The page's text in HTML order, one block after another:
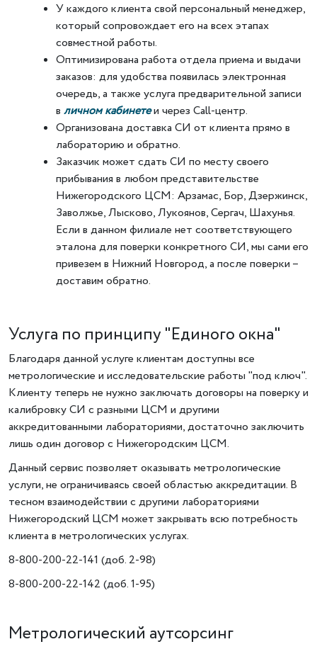
У каждого клиента свой персональный менеджер,
который сопровождает его на всех этапах
совместной работы.
Оптимизирована работа отдела приема и выдачи
заказов: для удобства появилась электронная
очередь, а также услуга предварительной записи
в личном кабинетеи через Call-центр.
Организована доставка СИ от клиента прямо в
лабораторию и обратно.
Заказчик может сдать СИ по месту своего
прибывания в любом представительстве
Нижегородского ЦСМ: Арзамас, Бор, Дзержинск,
Заволжье, Лысково, Лукоянов, Сергач, Шахунья.
Если в данном филиале нет соответствующего
эталона для поверки конкретного СИ, мы сами его
привезем в Нижний Новгород, а после поверки –
доставим обратно.
Услуга по принципу "Единого окна"
Благодаря данной услуге клиентам доступны все
метрологические и исследовательские работы "под ключ".
Клиенту теперь не нужно заключать договоры на поверку и
калибровку СИ с разными ЦСМ и другими
аккредитованными лабораториями, достаточно заключить
лишь один договор с Нижегородским ЦСМ.
Данный сервис позволяет оказывать метрологические
услуги, не ограничиваясь своей областью аккредитации. В
тесном взаимодействии с другими лабораториями
Нижегородский ЦСМ может закрывать всю потребность
клиента в метрологических услугах.
8-800-200-22-141 (доб. 2-98)
8-800-200-22-142 (доб. 1-95)
Метрологический аутсорсинг